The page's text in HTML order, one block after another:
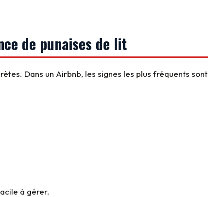
de punaises de lit
Dans un Airbnb, les signes les plus fréquents sont
à gérer.